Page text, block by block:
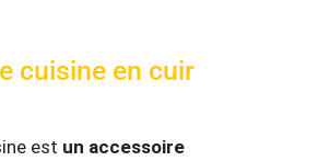
cuisine en cuir
est un accessoire